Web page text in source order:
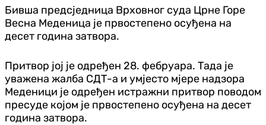
Бивша предсједница Врховног суда Црне Горе
Весна Меденица је првостепено осуђена на
десет година затвора.
Притвор јој је одређен 28. фебруара. Тада је
уважена жалба СДТ-а и умјесто мјере надзора
Меденици је одређен истражни притвор поводом
пресуде којом је првостепено осуђена на десет
година затвора.